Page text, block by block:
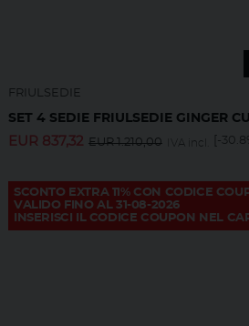
FRIULSEDIE
SET 4 SEDIE FRIULSEDIE GINGER
EUR 837,32 EUR1.210,00 IVA incl. [-
SCONTO EXTRA 11% CON CODICE
VALIDO FINO AL 31-08-2026
INSERISCI IL CODICE COUPON NEL